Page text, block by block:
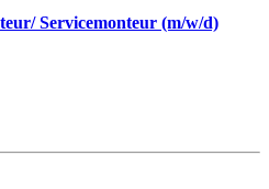
Servicemonteur (m/w/d)